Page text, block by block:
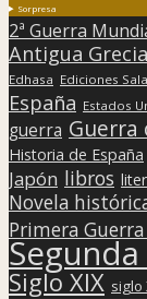
Sorpresa
2ª Guerra
Antigua Grecia
Edhasa Ediciones
España Estados
guerra Guerra
Historia de España
Japón libros
Novela
Primera
Siglo XIX siglo